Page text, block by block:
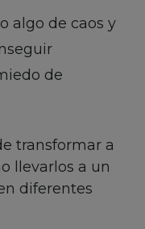
algo de caos y
de
transformar a
llevarlos a un
diferentes